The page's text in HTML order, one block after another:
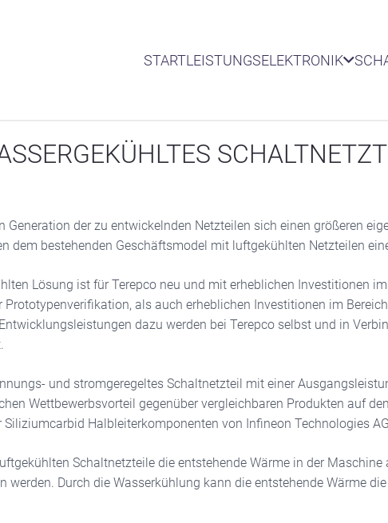
STARTLEISTUNGSELEKTRONIK
Generation der zu entwickelnden Netzteilen sich einen größeren
dem bestehenden Geschäftsmodel mit luftgekühlten Netzteilen
Lösung ist für Terepco neu und mit erheblichen Investitionen
als auch erheblichen Investitionen im
dazu werden bei Terepco selbst und in
und stromgeregeltes Schaltnetzteil mit einer
Wettbewerbsvorteil gegenüber vergleichbaren Produkten auf
Halbleiterkomponenten von Infineon Technologies
Schaltnetzteile die entstehende Wärme in der
werden. Durch die Wasserkühlung kann die entstehende Wärme